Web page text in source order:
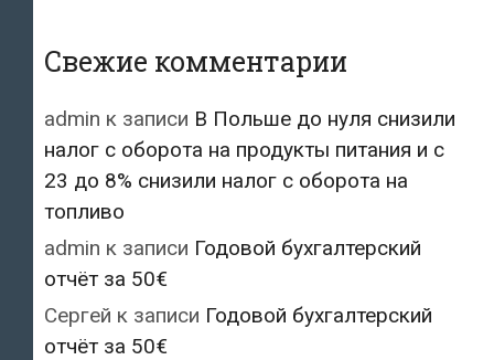
Свежие комментарии
admin к записи В Польше до нуля снизили
налог с оборота на продукты питания и с
23 до 8% снизили налог с оборота на
топливо
admin к записи Годовой бухгалтерский
отчёт за 50€
Сергей к записи Годовой бухгалтерский
отчёт за 50€